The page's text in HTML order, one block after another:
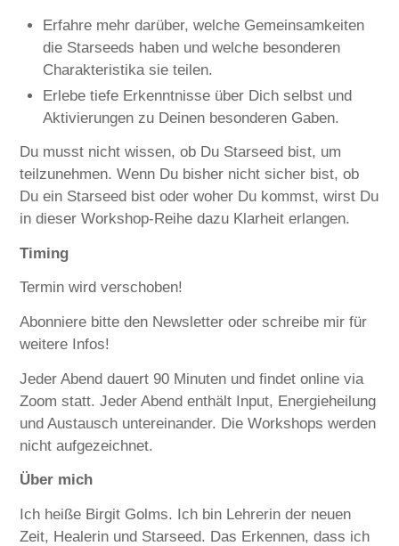
Erfahre mehr darüber, welche Gemeinsamkeiten
die Starseeds haben und welche besonderen
Charakteristika sie teilen.
Erlebe tiefe Erkenntnisse über Dich selbst und
Aktivierungen zu Deinen besonderen Gaben.
Du musst nicht wissen, ob Du Starseed bist, um
teilzunehmen. Wenn Du bisher nicht sicher bist, ob
Du ein Starseed bist oder woher Du kommst, wirst Du
in dieser Workshop-Reihe dazu Klarheit erlangen.
Timing
Termin wird verschoben!
Abonniere bitte den Newsletter oder schreibe mir für
weitere Infos!
Jeder Abend dauert 90 Minuten und findet online via
Zoom statt. Jeder Abend enthält Input, Energieheilung
und Austausch untereinander. Die Workshops werden
nicht aufgezeichnet.
Über mich
Ich heiße Birgit Golms. Ich bin Lehrerin der neuen
Zeit, Healerin und Starseed. Das Erkennen, dass ich